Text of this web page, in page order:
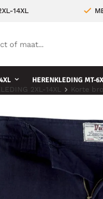
14XL
HERENKLEDING MT-
2XL-14XL Korte